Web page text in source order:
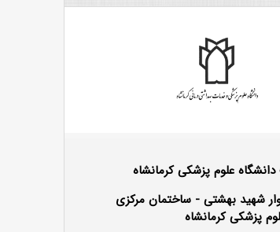
علوم پزشکی کرمانشاه
شهید بهشتی - ساختمان مرکزی
پزشکی کرمانشاه